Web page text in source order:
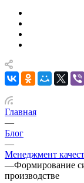
Главная
—
Блог
—
Менеджмент
—Формирование
производстве